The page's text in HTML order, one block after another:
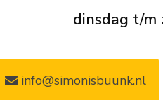
dinsdag t/m
info@simonisbuunk.nl